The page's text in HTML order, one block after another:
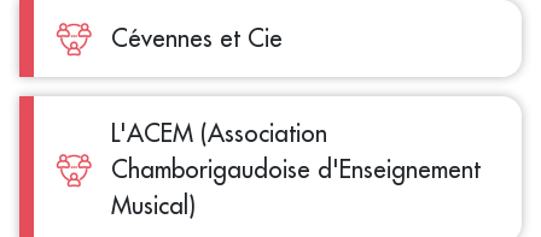
Cévennes et Cie
L'ACEM (Association
Chamborigaudoise d'Enseignement
Musical)